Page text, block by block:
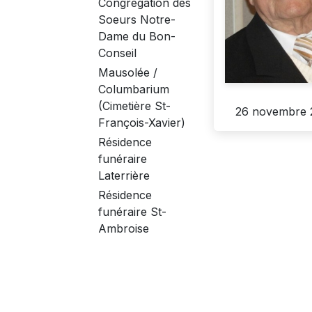
Congrégation des
Soeurs Notre-
Dame du Bon-
Conseil
Mausolée /
Columbarium
(Cimetière St-
François-Xavier)
Résidence
funéraire
Laterrière
Résidence
funéraire St-
Ambroise
26 novembre